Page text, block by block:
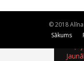
© 2018
Sākums